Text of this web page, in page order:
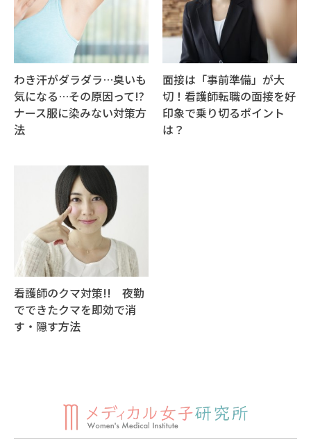
わき汗がダラダラ…臭いも
気になる…その原因って!?
ナース服に染みない対策方
法
面接は「事前準備」が大
切！看護師転職の面接を好
印象で乗り切るポイント
は？
看護師のクマ対策!! 夜勤
でできたクマを即効で消
す・隠す方法